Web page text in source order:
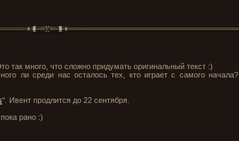
так много, что сложно придумать оригинальный текст :)
ли среди нас осталось тех, кто играет с самого начала?
". Ивент продлится до 22 сентября.
рано :)